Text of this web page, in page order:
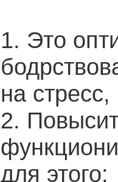
1. Это
на
2.
для этого: